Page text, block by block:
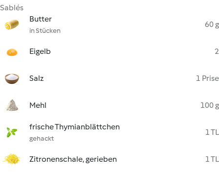
Sablés
Butter
in Stücken
60 g
Eigelb 2
Salz 1 Prise
Mehl 100 g
frische Thymianblättchen
gehackt
1 TL
Zitronenschale, gerieben 1 TL